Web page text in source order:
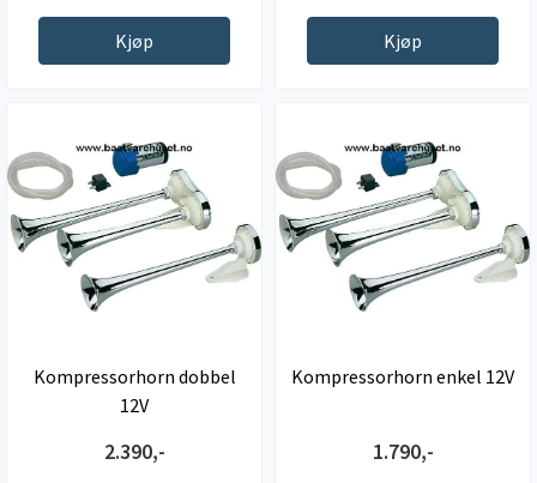
Kjøp Kjøp
Kompressorhorn dobbel
12V
2.390,-
Kompressorhorn enkel 12V
1.790,-